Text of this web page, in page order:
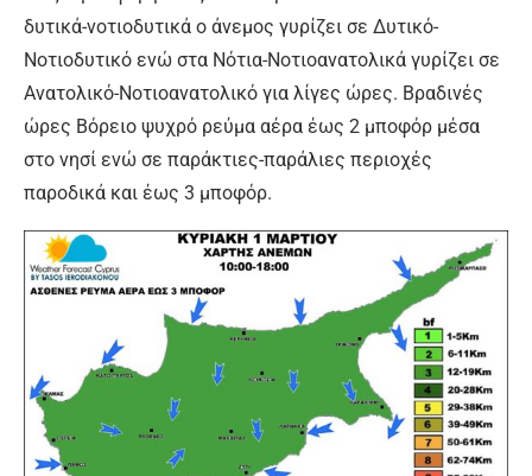
δυτικά-νοτιοδυτικά ο άνεμος γυρίζει σε Δυτικό-
Νοτιοδυτικό ενώ στα Νότια-Νοτιοανατολικά γυρίζει σε
Ανατολικό-Νοτιοανατολικό για λίγες ώρες. Βραδινές
ώρες Βόρειο ψυχρό ρεύμα αέρα έως 2 μποφόρ μέσα
στο νησί ενώ σε παράκτιες-παράλιες περιοχές
παροδικά και έως 3 μποφόρ.